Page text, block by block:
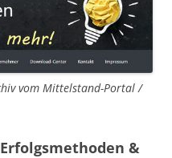
vom Mittelstand-Portal /
&